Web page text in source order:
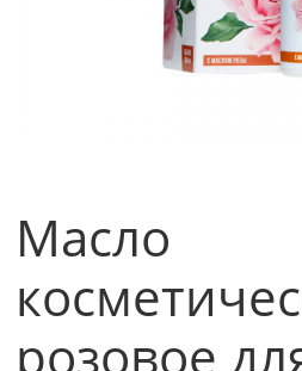
Масло
розовое